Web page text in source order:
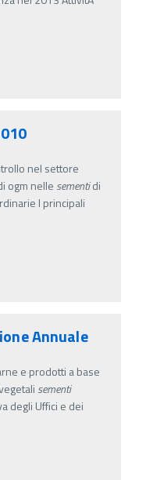
nel settore
ogm nelle sementidi
I principali
Annuale
e prodotti a base
sementi
degli Uffici e dei